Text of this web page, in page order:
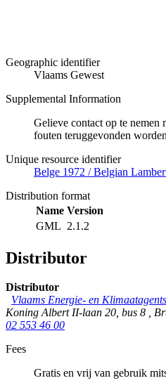
Geographic identifier
Vlaams Gewest
Supplemental Information
Gelieve contact op te nemen
fouten teruggevonden
Unique resource identifier
Belge 1972 / Belgian
Distribution format
Name Version
GML 2.1.2
Distributor
Distributor
Vlaams Energie- en
Koning Albert II-laan 20, bus 8 ,
02 553 46 00
Fees
Gratis en vrij van gebruik